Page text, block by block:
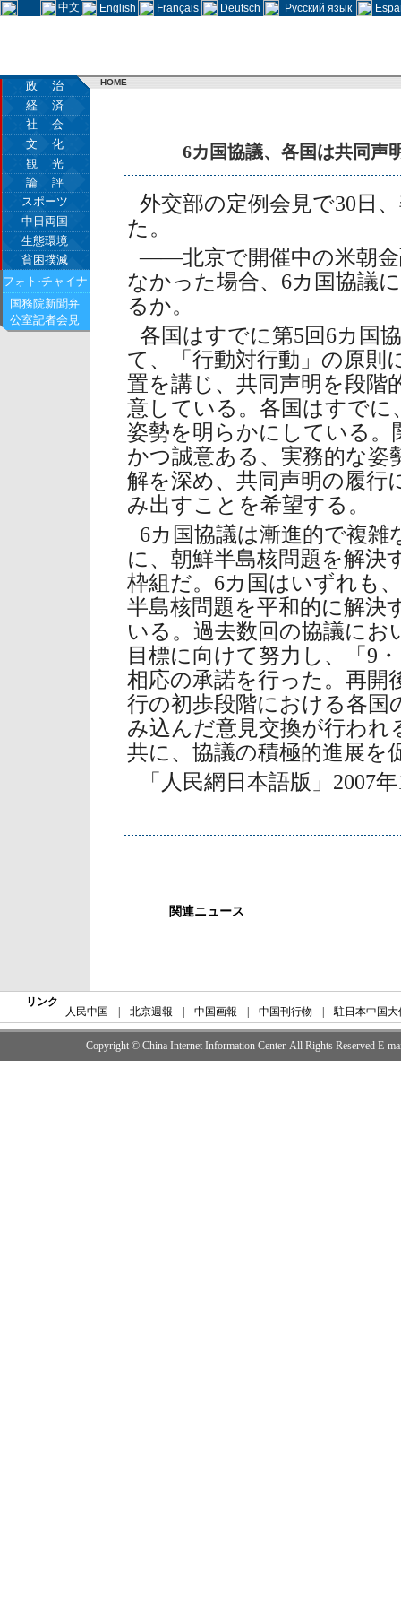
中文 English Français Deutsch Русский язык
政 治
経 済
社 会
文 化
観 光
論 評
スポーツ
中日両国
生態環境
貧困撲滅
フォト·チャイナ
国務院新聞弁
公室記者会見
HOME
6カ国協議、各国は共同声
外交部の定例会見で30日
た。
――北京で開催中の米朝金
なかった場合、6カ国協議
るか。
各国はすでに第5回6カ国
て、「行動対行動」の原則
置を講じ、共同声明を段階
意している。各国はすで
姿勢を明らかにしている。
かつ誠意ある、実務的な姿
解を深め、共同声明の履行
み出すことを希望する。
6カ国協議は漸進的で複
に、朝鮮半島核問題を解決
枠組だ。6カ国はいずれも
半島核問題を平和的に解決
いる。過去数回の協議に
目標に向けて努力し、「9
相応の承諾を行った。再開
行の初歩段階における各国
み込んだ意見交換が行わ
共に、協議の積極的進展を
「人民網日本語版」2007
関連ニュース
リンク
人民中国 北京週報 中国画報 中国刊行物 駐日本中国大
Copyright © China Internet Information Center. All Rights Reserved E-